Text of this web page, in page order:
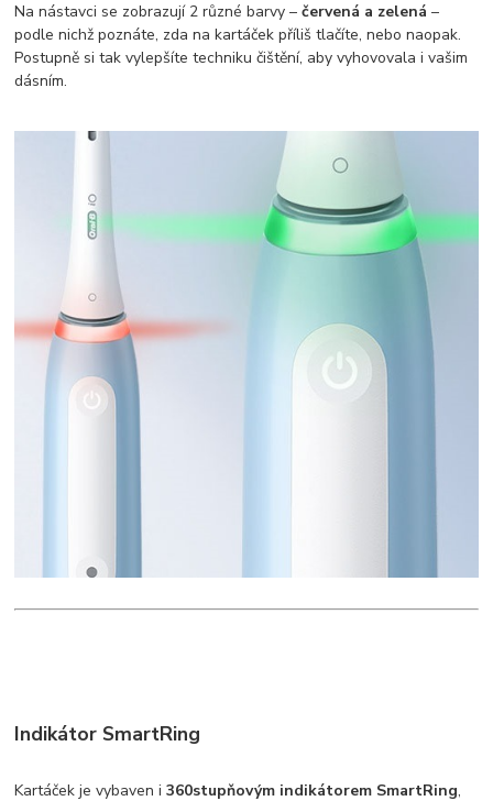
Na nástavci se zobrazují 2 různé barvy –červená a zelená –
podle nichž poznáte, zda na kartáček příliš tlačíte, nebo naopak.
Postupně si tak vylepšíte techniku čištění, aby vyhovovala i vašim
dásním.
Indikátor SmartRing
Kartáček je vybaven i360stupňovým indikátorem SmartRing,